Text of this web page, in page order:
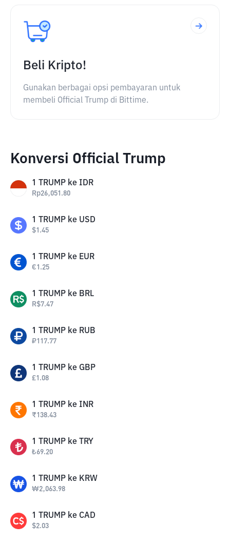
Beli Kripto!
Gunakan berbagai opsi pembayaran untuk
membeli Official Trump di Bittime.
Konversi Official Trump
1 TRUMP ke IDR
Rp26,051.80
1 TRUMP ke USD
$1.45
1 TRUMP ke EUR
€1.25
1 TRUMP ke BRL
R$7.47
1 TRUMP ke RUB
₽117.77
1 TRUMP ke GBP
£1.08
1 TRUMP ke INR
₹138.43
1 TRUMP ke TRY
₺69.20
1 TRUMP ke KRW
₩2,063.98
1 TRUMP ke CAD
$2.03